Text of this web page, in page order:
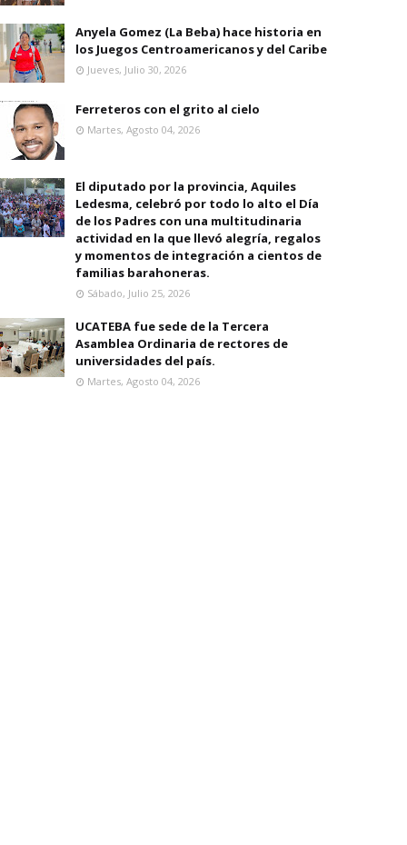
Anyela Gomez (La Beba) hace historia en
los Juegos Centroamericanos y del Caribe
Jueves, Julio 30, 2026
Ferreteros con el grito al cielo
Martes, Agosto 04, 2026
El diputado por la provincia, Aquiles
Ledesma, celebró por todo lo alto el Día
de los Padres con una multitudinaria
actividad en la que llevó alegría, regalos
y momentos de integración a cientos de
familias barahoneras.
Sábado, Julio 25, 2026
UCATEBA fue sede de la Tercera
Asamblea Ordinaria de rectores de
universidades del país.
Martes, Agosto 04, 2026